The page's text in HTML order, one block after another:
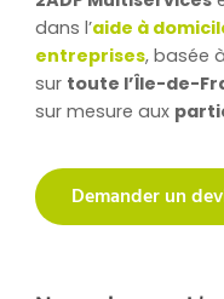
dans l’aide à
entreprises, basée à
sur toute l’Île-de-
sur mesure aux
Demander un